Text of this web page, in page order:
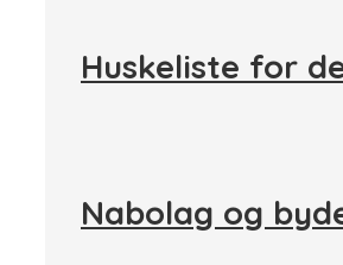
Huskeliste for
Nabolag og